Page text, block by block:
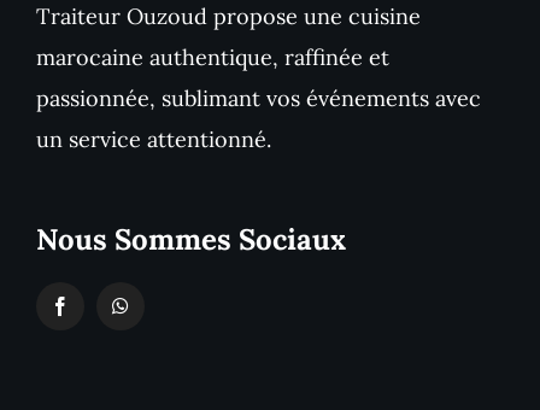
Traiteur Ouzoud propose une cuisine
marocaine authentique, raffinée et
passionnée, sublimant vos événements avec
un service attentionné.
Nous Sommes Sociaux